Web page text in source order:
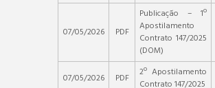
07/05/2026 PDF
Publicação – 1º
Apostilamento
Contrato 147/2025
(DOM)
07/05/2026
PDF
2º Apostilamento
Contrato 147/2025